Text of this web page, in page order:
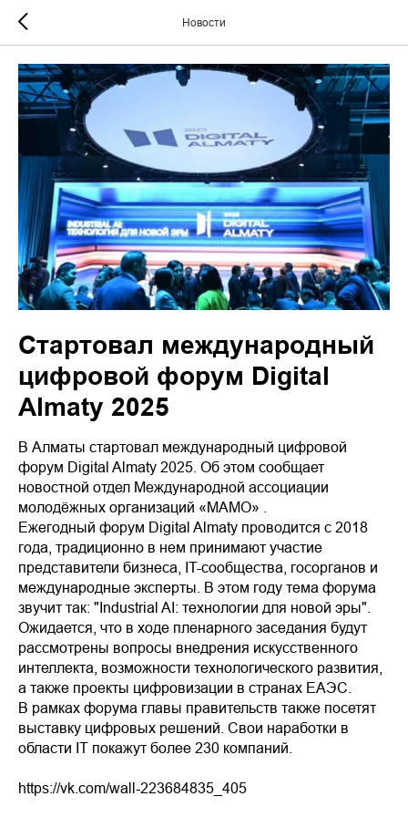
Новости
Стартовал международный
цифровой форум Digital
Almaty 2025
В Алматы стартовал международный цифровой
форум Digital Almaty 2025. Об этом сообщает
новостной отдел Международной ассоциации
молодёжных организаций «МАМО» .
Ежегодный форум Digital Almaty проводится с 2018
года, традиционно в нем принимают участие
представители бизнеса, IT-сообщества, госорганов и
международные эксперты. В этом году тема форума
звучит так: "Industrial AI: технологии для новой эры".
Ожидается, что в ходе пленарного заседания будут
рассмотрены вопросы внедрения искусственного
интеллекта, возможности технологического развития,
а также проекты цифровизации в странах ЕАЭС.
В рамках форума главы правительств также посетят
выставку цифровых решений. Свои наработки в
области IT покажут более 230 компаний.
https://vk.com/wall-223684835_405